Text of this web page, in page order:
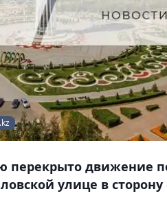
перекрыто движение
улице в сторону